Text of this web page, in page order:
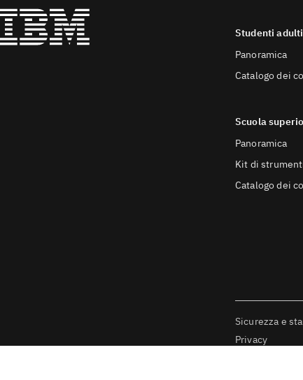
Studenti adulti
Panoramica
Catalogo dei
Scuola
Panoramica
Kit di
Catalogo dei
Sicurezza e
Privacy